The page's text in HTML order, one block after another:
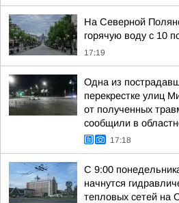
На Северной
горячую воду с 10
17:19
Одна из
перекрестке улиц
от полученных
сообщили в
17:18
С 9:00
начнутся
тепловых сетей на